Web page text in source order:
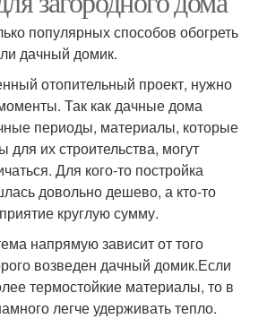
популярных способов обогреть
дачный домик.
отопительный проект, нужно
Так как дачные дома
периоды, материалы, которые
их строительства, могут
Для кого-то постройка
довольно дешево, а кто-то
круглую сумму.
напрямую зависит от того
возведен дачный домик.Если
термостойкие материалы, то в
легче удерживать тепло.